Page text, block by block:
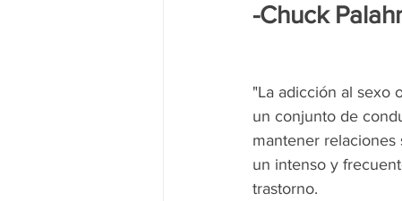
-Chuck
"La adicción al sexo
un conjunto de
mantener relaciones
un intenso y
trastorno.